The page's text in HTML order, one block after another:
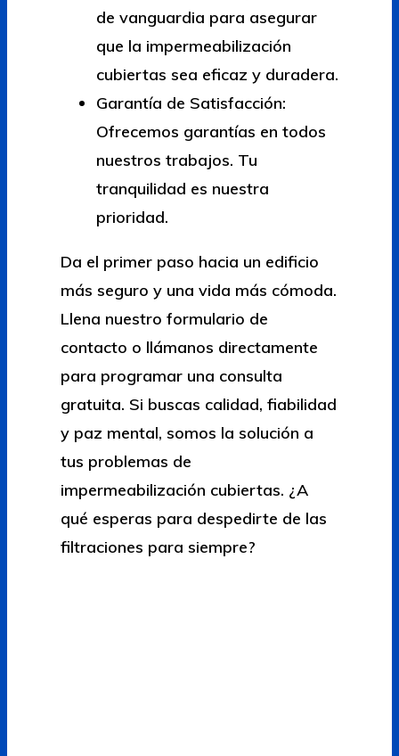
de vanguardia para asegurar
que la impermeabilización
cubiertas sea eficaz y duradera.
Garantía de Satisfacción:
Ofrecemos garantías en todos
nuestros trabajos. Tu
tranquilidad es nuestra
prioridad.
Da el primer paso hacia un edificio
más seguro y una vida más cómoda.
Llena nuestro formulario de
contacto o llámanos directamente
para programar una consulta
gratuita. Si buscas calidad, fiabilidad
y paz mental, somos la solución a
tus problemas de
impermeabilización cubiertas. ¿A
qué esperas para despedirte de las
filtraciones para siempre?